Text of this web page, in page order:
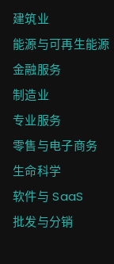
建筑业
能源与可再生能源
金融服务
制造业
专业服务
零售与电子商务
生命科学
软件与 SaaS
批发与分销